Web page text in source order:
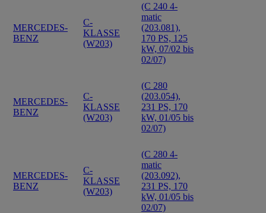
MERCEDES-
BENZ
C-
KLASSE
(W203)
(C 240 4-
matic
(203.081),
170 PS, 125
kW, 07/02 bis
02/07)
MERCEDES-
BENZ
C-
KLASSE
(W203)
(C 280
(203.054),
231 PS, 170
kW, 01/05 bis
02/07)
MERCEDES-
BENZ
C-
KLASSE
(W203)
(C 280 4-
matic
(203.092),
231 PS, 170
kW, 01/05 bis
02/07)